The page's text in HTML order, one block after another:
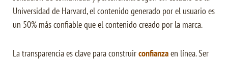
Universidad de Harvard, el contenido generado por el usuario es
un 50% más confiable que el contenido creado por la marca.
La transparencia es clave para construirconfianzaen línea. Ser